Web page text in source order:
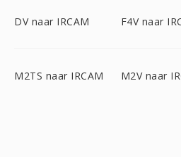
DV naar IRCAM F4V naar
M2TS naar IRCAM M2V naar